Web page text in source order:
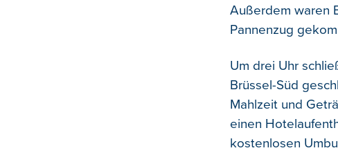
Außerdem waren
Pannenzug
Um drei Uhr
Brüssel-Süd
Mahlzeit und
einen
kostenlosen